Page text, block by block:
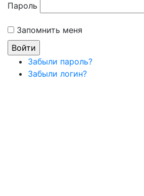
Пароль
Запомнить меня
Забыли пароль?
Забыли логин?